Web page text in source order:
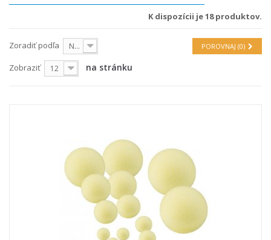
K dispozícii je 18 produktov.
POROVNAJ (0)
Zoradiť podľa Na sklade
Zobraziť 12 na stránku